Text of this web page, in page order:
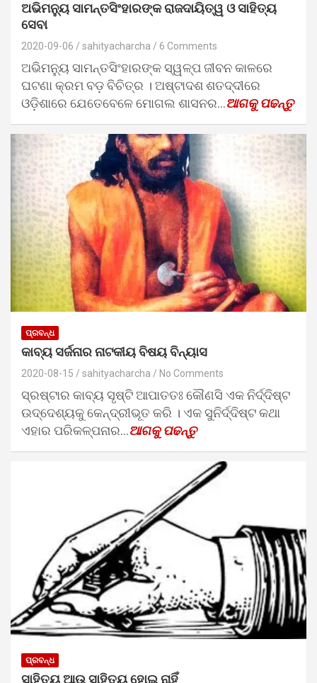
ଅଭିମନ୍ୟୁ ସାମନ୍ତସିଂହାରଙ୍କ ରାଜଦାୟିତ୍ୱ ଓ ସାହିତ୍ୟ
ସେବା
2020-09-06 sahityacharcha 6 Comments
ଅଭିମନ୍ୟୁ ସାମନ୍ତସିଂହାରଙ୍କ ସ୍ୱଳ୍ପ ଜୀବନ କାଳରେ
ଘଟଣା କ୍ରମ ବଡ଼ ବିଚିତ୍ର । ଅଷ୍ଟାଦଶ ଶତଦ୍ଦୀରେ
ଓଡ଼ିଶାରେ ଯେତେବେଳେ ମୋଗଲ ଶାସନର…ଆଗକୁ ପଢନ୍ତୁ
ପ୍ରବନ୍ଧ
କାବ୍ୟ ସର୍ଜନାର ନାଟକୀୟ ବିଷୟ ବିନ୍ୟାସ
2020-08-15 sahityacharcha No Comments
ସ୍ରଷ୍ଟାର କାବ୍ୟ ସୃଷ୍ଟି ଆପାତତଃ କୌଣସି ଏକ ନିର୍ଦ୍ଦିଷ୍ଟ
ଉଦ୍ଦେଶ୍ୟକୁ କେନ୍ଦ୍ରୀଭୂତ କରି । ଏକ ସୁନିର୍ଦ୍ଦିଷ୍ଟ କଥା
ଏହାର ପରିକଳ୍ପନାର…ଆଗକୁ ପଢନ୍ତୁ
ପ୍ରବନ୍ଧ
ସାହିତ୍ୟ ଆଉ ସାହିତ୍ୟ ହୋଇ ନାହିଁ